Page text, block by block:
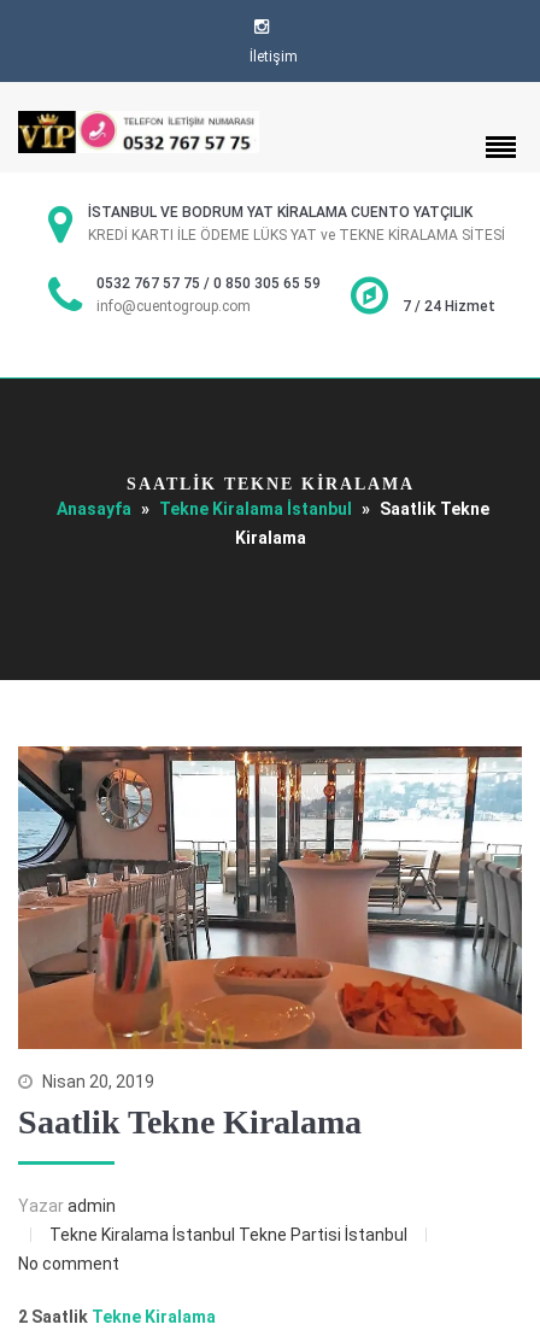
İletişim
İSTANBUL VE BODRUM YAT KİRALAMA CUENTO YATÇILIK
KREDİ KARTI İLE ÖDEME LÜKS YAT ve TEKNE KİRALAMA SİTESİ
0532 767 57 75 / 0 850 305 65 59
info@cuentogroup.com
7 / 24 Hizmet
SAATLIK TEKNE KIRALAMA
Anasayfa » Tekne Kiralama İstanbul » Saatlik Tekne
Kiralama
Nisan 20, 2019
Saatlik Tekne Kiralama
Yazaradmin
Tekne Kiralama İstanbul Tekne Partisi İstanbul
No comment
2 Saatlik Tekne Kiralama